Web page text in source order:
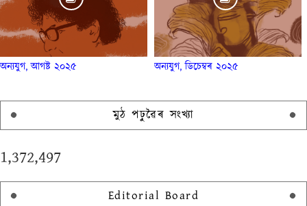
অন্যযুগ, আগষ্ট ২০২৫ অন্যযুগ, ডিচেম্বৰ ২০২৫
মুঠ পঢ়ুৱৈৰ সংখ্যা
1,372,497
Editorial Board